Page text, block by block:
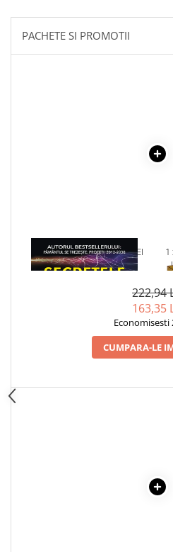
TP ROLL
PACHETE SI PROMOTII
1 x SECRETELE ENERGIEI
NELIMITATE
1
222,94
163,35
Economisesti
CUMPARA-LE